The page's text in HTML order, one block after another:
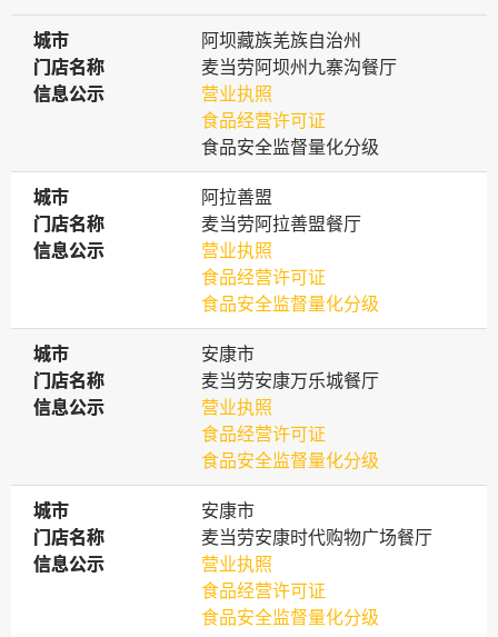
城市
城市
阿坝藏族羌族自治州
门店名称
门店名称
麦当劳阿坝州九寨沟餐厅
信息公示
信息公示
营业执照
食品经营许可证
食品安全监督量化分级
城市
城市
阿拉善盟
门店名称
门店名称
麦当劳阿拉善盟餐厅
信息公示
信息公示
营业执照
食品经营许可证
食品安全监督量化分级
城市
城市
安康市
门店名称
门店名称
麦当劳安康万乐城餐厅
信息公示
信息公示
营业执照
食品经营许可证
食品安全监督量化分级
城市
城市
安康市
门店名称
门店名称
麦当劳安康时代购物广场餐厅
信息公示
信息公示
营业执照
食品经营许可证
食品安全监督量化分级